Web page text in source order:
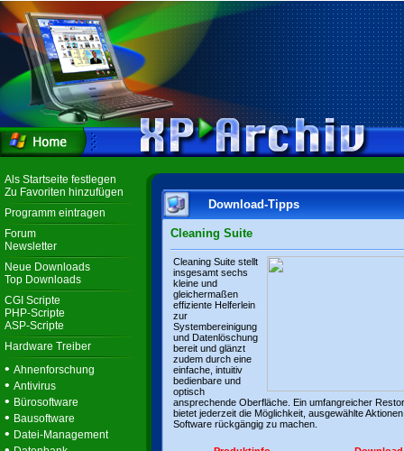
Als Startseite festlegen
Zu Favoriten hinzufügen
Programm eintragen
Forum
Newsletter
Neue Downloads
Top Downloads
CGI Scripte
PHP-Scripte
ASP-Scripte
Hardware Treiber
• Ahnenforschung
• Antivirus
• Bürosoftware
• Bausoftware
• Datei-Management
Download-Tipps
Cleaning Suite
Cleaning Suite stellt
insgesamt sechs
kleine und
gleichermaßen
effiziente Helferlein
zur
Systembereinigung
und Datenlöschung
bereit und glänzt
zudem durch eine
einfache, intuitiv
bedienbare und
optisch
ansprechende Oberfläche. Ein umfangreicher
bietet jederzeit die Möglichkeit, ausgewählte
Software rückgängig zu machen.